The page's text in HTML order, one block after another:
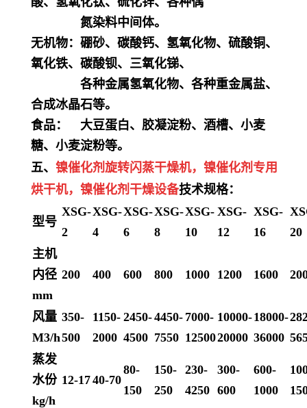
氮染料中间体。
无机物：硼砂、碳酸钙、氢氧化物、硫酸铜、
氧化铁、碳酸钡、三氧化锑、
各种金属氢氧化物、各种重金属盐、
合成冰晶石等。
食品： 大豆蛋白、胶凝淀粉、酒槽、小麦
糖、小麦淀粉等。
五、 镍催化剂旋转闪蒸干燥机， 镍催化剂专用
烘干机， 镍催化剂干燥设备技术规格：
型号
XSG-
2
XSG-
4
XSG-
6
XSG-
8
XSG-
10
XSG-
12
XSG-
16
20
主机
内径
mm
200 400 600 800 1000 1200 1600
风量
M3/h
350-
500
1150-
2000
2450-
4500
4450-
7550
7000-
12500
10000-
20000
18000-
36000
蒸发
水份
kg/h
12-1740-70
80-
150
150-
250
230-
4250
300-
600
600-
1000